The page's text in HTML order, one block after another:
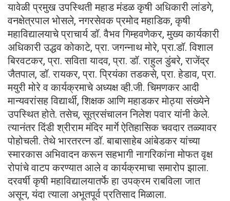
यावेळी प्रमुख उपस्थिती महाड मंडळ कृषी अधिकारी लांडगे,
वनक्षेत्रपाल भोसले, नगरसेवक प्रमोद महाडिक, कृषी
महाविद्यालयाचे प्राचार्य डॉ. वैभव गिम्हवणेकर, मुख्य कार्यकारी
अधिकारी उद्धव कोकाटे, प्रा. जगन्नाथ मोरे, प्रा.डॉ. विशाल
बिरवटकर, प्रा. सविता यादव, प्रा. डॉ. राहुल डुंबरे, राजेंद्र
जैतपाल, डॉ. रायकर, प्रा. प्रियंका तडकसे, प्रा. हेडाव, प्रा.
मयुरी मोरे व कार्यक्रमाचे अध्यक्ष व्ही.जी. चिमणकर आदी
मान्यवरांसह विद्यार्थी, शिक्षक आणि महाडकर मोठ्या संख्येने
उपस्थित होते. तसेच, सूत्रसंचालन निलेश पवार यांनी केले.
त्यानंतर दिंडी श्रीराम मंदिर मार्गे ऐतिहासिक चवदार तळ्यावर
पोहोचली. तेथे भारतरत्न डॉ. बाबासाहेब आंबेडकर यांच्या
स्मारकास अभिवादन करून सहभागी नागरिकांना मोफत वृक्ष
रोपांचे वाटप करण्यात आले व कार्यक्रमाचा समारोप झाला.
दरवर्षी कृषी महाविद्यालयातर्फे हा उपक्रम राबविला जात
असून, यंदा त्याला अभूतपूर्व प्रतिसाद मिळाला.